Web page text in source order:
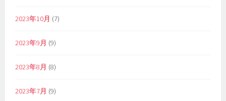
2023年10月 (7)
2023年9月 (9)
2023年8月 (8)
2023年7月 (9)